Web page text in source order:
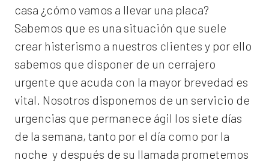
casa ¿cómo vamos a llevar una placa?
Sabemos que es una situación que suele
crear histerismo a nuestros clientes y por ello
sabemos que disponer de un cerrajero
urgente que acuda con la mayor brevedad es
vital. Nosotros disponemos de un servicio de
urgencias que permanece ágil los siete días
de la semana, tanto por el día como por la
noche y después de su llamada prometemos